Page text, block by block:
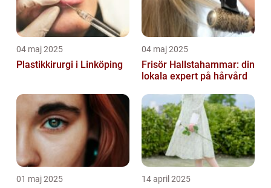
04 maj 2025
Plastikkirurgi i Linköping
04 maj 2025
Frisör Hallstahammar: din
lokala expert på hårvård
01 maj 2025 14 april 2025